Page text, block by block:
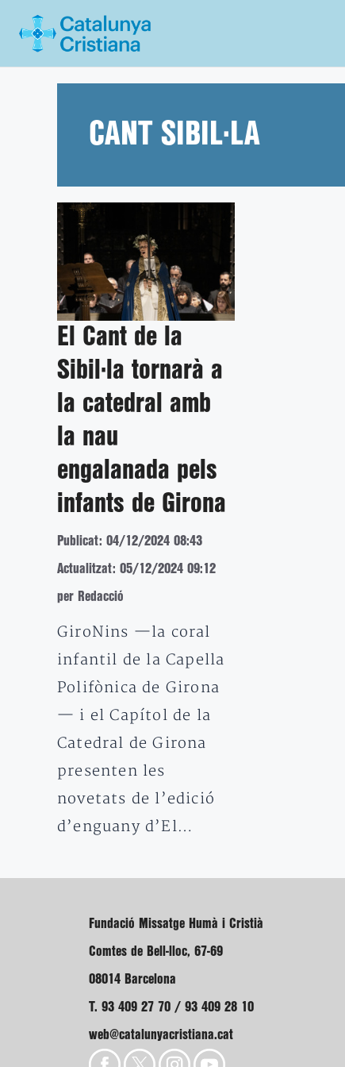
CANT SIBIL·LA
El Cant de la
Sibil·la tornarà a
la catedral amb
la nau
engalanada pels
infants de Girona
Publicat: 04/12/2024 08:43
Actualitzat: 05/12/2024 09:12
per Redacció
GiroNins —la coral
infantil de la Capella
Polifònica de Girona
— i el Capítol de la
Catedral de Girona
presenten les
novetats de l’edició
d’enguany d’El…
Fundació Missatge Humà i Cristià
Comtes de Bell-lloc, 67-69
08014 Barcelona
T. 93 409 27 70 / 93 409 28 10
web@catalunyacristiana.cat